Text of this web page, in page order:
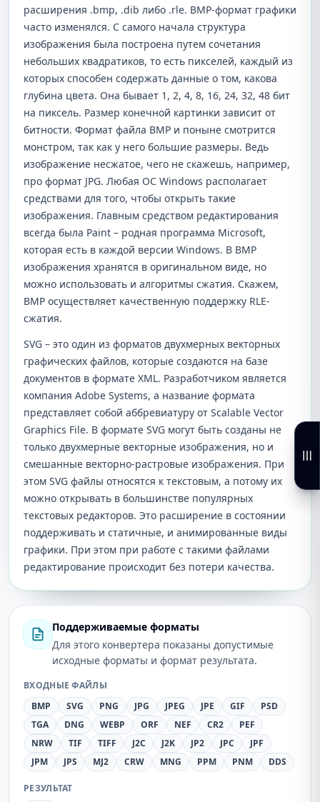
расширения .bmp, .dib либо .rle. BMP-формат графики
часто изменялся. С самого начала структура
изображения была построена путем сочетания
небольших квадратиков, то есть пикселей, каждый из
которых способен содержать данные о том, какова
глубина цвета. Она бывает 1, 2, 4, 8, 16, 24, 32, 48 бит
на пиксель. Размер конечной картинки зависит от
битности. Формат файла BMP и поныне смотрится
монстром, так как у него большие размеры. Ведь
изображение несжатое, чего не скажешь, например,
про формат JPG. Любая ОС Windows располагает
средствами для того, чтобы открыть такие
изображения. Главным средством редактирования
всегда была Paint – родная программа Microsoft,
которая есть в каждой версии Windows. В BMP
изображения хранятся в оригинальном виде, но
можно использовать и алгоритмы сжатия. Скажем,
BMP осуществляет качественную поддержку RLE-
сжатия.
SVG – это один из форматов двухмерных векторных
графических файлов, которые создаются на базе
документов в формате XML. Разработчиком является
компания Adobe Systems, а название формата
представляет собой аббревиатуру от Scalable Vector
Graphics File. В формате SVG могут быть созданы не
только двухмерные векторные изображения, но и
смешанные векторно-растровые изображения. При
этом SVG файлы относятся к текстовым, а потому их
можно открывать в большинстве популярных
текстовых редакторов. Это расширение в состоянии
поддерживать и статичные, и анимированные виды
графики. При этом при работе с такими файлами
редактирование происходит без потери качества.
Поддерживаемые форматы
Для этого конвертера показаны допустимые
исходные форматы и формат результата.
ВХОДНЫЕ ФАЙЛЫ
BMP
SVG PNG JPG JPEG JPE GIF
PSD
TGA
DNG WEBP ORF NEF CR2
PEF
NRW
TIF TIFF J2C J2K JP2 JPC
JPF
JPM
JPS MJ2 CRW MNG PPM PNM DDS
РЕЗУЛЬТАТ